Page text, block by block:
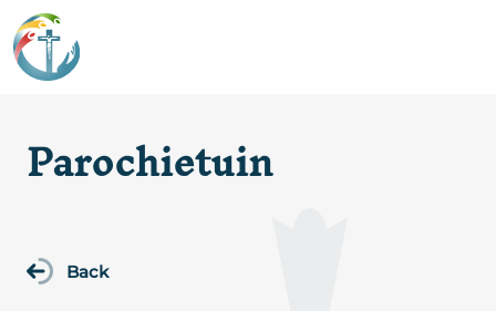
Parochietuin
Back